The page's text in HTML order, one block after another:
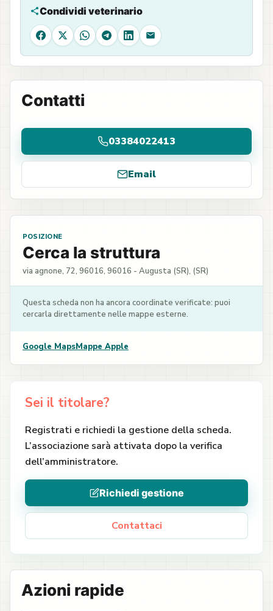
Condividi veterinario
Facebook
X WhatsAppTelegram
LinkedIn
Email
Contatti
03384022413
Email
POSIZIONE
Cerca la struttura
via agnone, 72, 96016, 96016 - Augusta (SR), (SR)
Questa scheda non ha ancora coordinate verificate: puoi
cercarla direttamente nelle mappe esterne.
Google MapsMappe Apple
Sei il titolare?
Registrati e richiedi la gestione della scheda.
L’associazione sarà attivata dopo la verifica
dell’amministratore.
Richiedi gestione
Contattaci
Azioni rapide